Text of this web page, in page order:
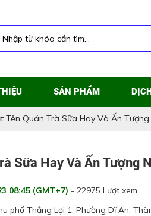
SẢN PHẨM
Tên Quán Trà Sữa Hay Và Ấn
Sữa Hay Và Ấn Tượng
08:45 (GMT+7) - 22975 Lượt xem
phố Thắng Lợi 1, Phường Dĩ An,